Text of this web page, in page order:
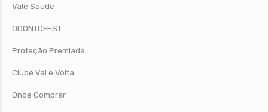
Vale Saúde
ODONTOFEST
Proteção Premiada
Clube Vai e Volta
Onde Comprar